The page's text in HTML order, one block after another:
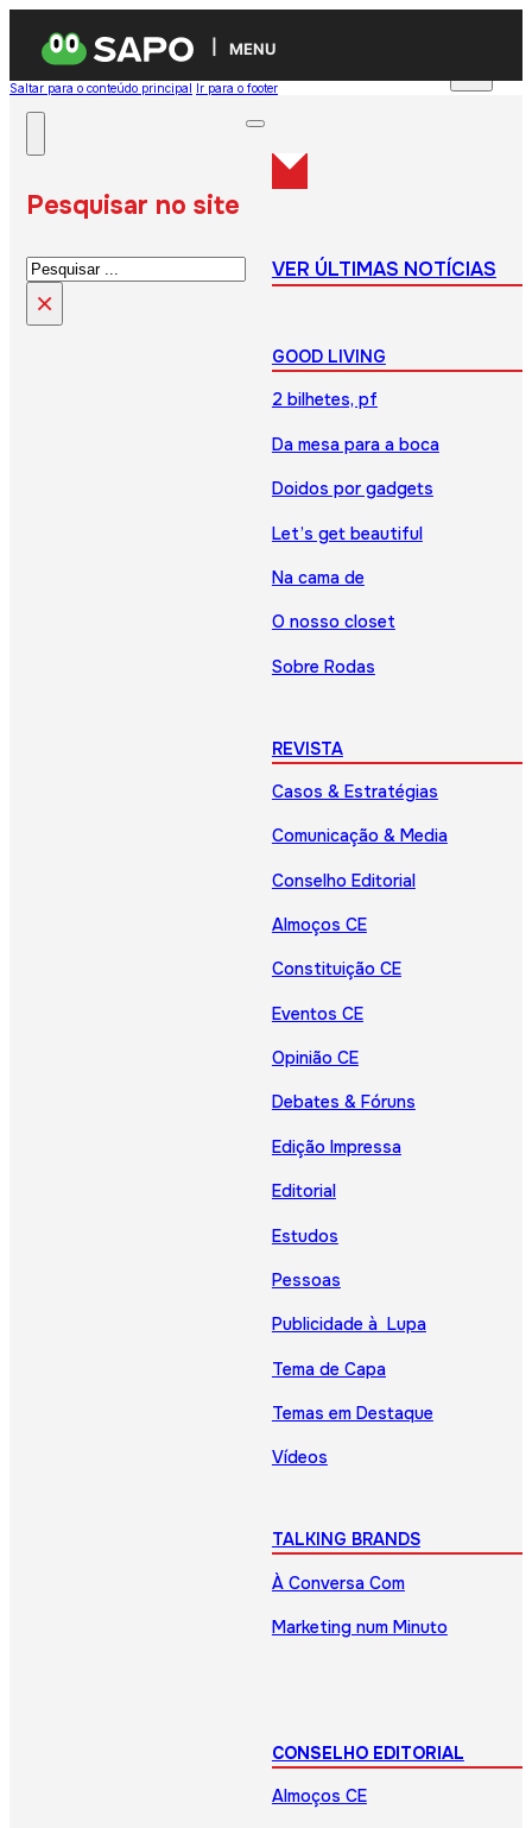
MENU
Saltar para o conteúdo principal Ir para o footer
Pesquisar no site
Pesquisar
×
VER ÚLTIMAS NOTÍCIAS
GOOD LIVING
2 bilhetes, pf
Da mesa para a boca
Doidos por gadgets
Let’s get beautiful
Na cama de
O nosso closet
Sobre Rodas
REVISTA
Casos & Estratégias
Comunicação & Media
Conselho Editorial
Almoços CE
Constituição CE
Eventos CE
Opinião CE
Debates & Fóruns
Edição Impressa
Editorial
Estudos
Pessoas
Publicidade à Lupa
Tema de Capa
Temas em Destaque
Vídeos
TALKING BRANDS
À Conversa Com
Marketing num Minuto
CONSELHO EDITORIAL
Almoços CE